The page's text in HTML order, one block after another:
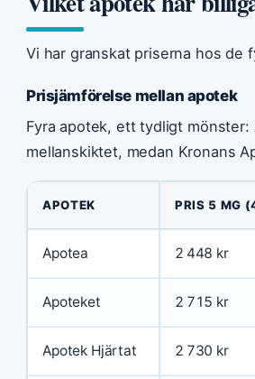
Vi har granskat priserna hos de
Prisjämförelse mellan apotek
Fyra apotek, ett tydligt
mellanskiktet, medan Kronans
APOTEK PRIS 5 MG
Apotea 2 448 kr
Apoteket 2 715 kr
Apotek Hjärtat 2 730 kr